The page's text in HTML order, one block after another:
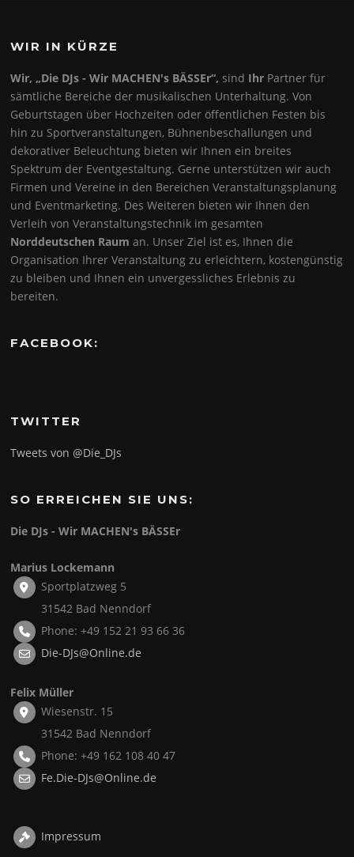
WIR IN KÜRZE
Wir, „Die DJs - Wir MACHEN's BÄSSEr“, sind Ihr Partner für
sämtliche Bereiche der musikalischen Unterhaltung. Von
Geburtstagen über Hochzeiten oder öffentlichen Festen bis
hin zu Sportveranstaltungen, Bühnenbeschallungen und
dekorativer Beleuchtung bieten wir Ihnen ein breites
Spektrum der Eventgestaltung. Gerne unterstützen wir auch
Firmen und Vereine in den Bereichen Veranstaltungsplanung
und Eventmarketing. Des Weiteren bieten wir Ihnen den
Verleih von Veranstaltungstechnik im gesamten
Norddeutschen Raum an. Unser Ziel ist es, Ihnen die
Organisation Ihrer Veranstaltung zu erleichtern, kostengünstig
zu bleiben und Ihnen ein unvergessliches Erlebnis zu
bereiten.
FACEBOOK:
TWITTER
Tweets von @Die_DJs
SO ERREICHEN SIE UNS:
Die DJs - Wir MACHEN's BÄSSEr
Marius Lockemann
Sportplatzweg 5
31542 Bad Nenndorf
Phone: +49 152 21 93 66 36
Die-DJs@Online.de
Felix Müller
Wiesenstr. 15
31542 Bad Nenndorf
Phone: +49 162 108 40 47
Fe.Die-DJs@Online.de
Impressum